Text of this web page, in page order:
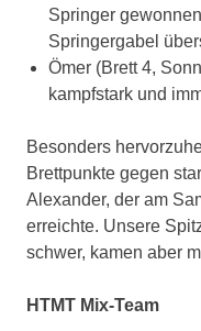
Springer
Springergabel
Ömer (Brett 4,
kampfstark und
Besonders
Brettpunkte gegen
Alexander, der am
erreichte. Unsere
schwer, kamen aber
HTMT Mix-Team